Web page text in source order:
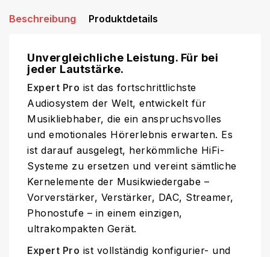
Beschreibung Produktdetails
Unvergleichliche Leistung. Für bei
jeder Lautstärke.
Expert Pro ist das fortschrittlichste
Audiosystem der Welt, entwickelt für
Musikliebhaber, die ein anspruchsvolles
und emotionales Hörerlebnis erwarten. Es
ist darauf ausgelegt, herkömmliche HiFi-
Systeme zu ersetzen und vereint sämtliche
Kernelemente der Musikwiedergabe –
Vorverstärker, Verstärker, DAC, Streamer,
Phonostufe – in einem einzigen,
ultrakompakten Gerät.
Expert Pro ist vollständig konfigurier- und